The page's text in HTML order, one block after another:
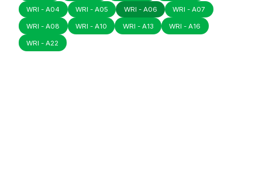
WRI - A04 WRI - A05 WRI - A06 WRI - A07
WRI - A08 WRI - A10 WRI - A13 WRI - A16
WRI - A22